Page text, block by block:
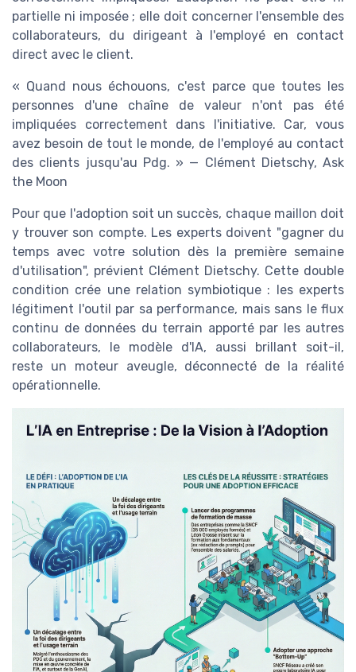
partielle ni imposée ; elle doit concerner l'ensemble des
collaborateurs, du dirigeant à l'employé en contact
direct avec le client.
« Quand nous échouons, c'est parce que toutes les
personnes d'une chaîne de valeur n'ont pas été
impliquées correctement dans l'initiative. Car, vous
avez besoin de tout le monde, de l'employé au contact
des clients jusqu'au Pdg. » — Clément Dietschy, Ask
the Moon
Pour que l'adoption soit un succès, chaque maillon doit
y trouver son compte. Les experts doivent "gagner du
temps avec votre solution dès la première semaine
d'utilisation", prévient Clément Dietschy. Cette double
condition crée une relation symbiotique : les experts
légitiment l'outil par sa performance, mais sans le flux
continu de données du terrain apporté par les autres
collaborateurs, le modèle d'IA, aussi brillant soit-il,
reste un moteur aveugle, déconnecté de la réalité
opérationnelle.